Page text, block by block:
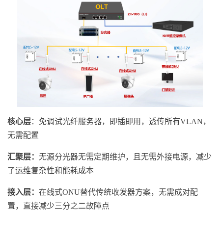
核心层：免调试光纤服务器，即插即用，透传所有VLAN，
无需配置
汇聚层： 无源分光器无需定期维护，且无需外接电源，减少
了运维复杂性和能耗成本
接入层： 在线式ONU替代传统收发器方案，无需成对配
置，直接减少三分之二故障点